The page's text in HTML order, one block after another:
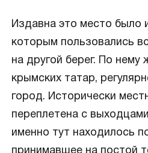
Издавна это место было
которым пользовались
на другой берег. По
крымских татар,
город. Исторически
переплетена с
именно тут находилось
принимавшее на постой